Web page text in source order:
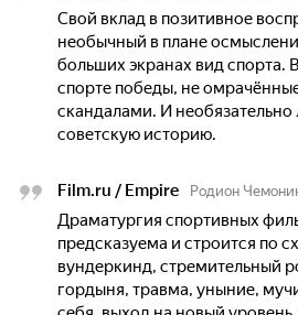
Свой вклад в позитивное
необычный в плане
больших экранах вид спорта.
спорте победы, не
скандалами. И необязательно
советскую историю.
Film.ru / Empire Родион
Драматургия спортивных
предсказуема и строится по
вундеркинд, стремительный
гордыня, травма, уныние,